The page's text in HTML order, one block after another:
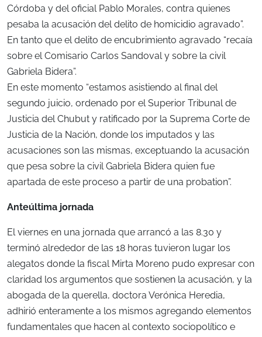
Córdoba y del oficial Pablo Morales, contra quienes
pesaba la acusación del delito de homicidio agravado”.
En tanto que el delito de encubrimiento agravado “recaía
sobre el Comisario Carlos Sandoval y sobre la civil
Gabriela Bidera”.
En este momento “estamos asistiendo al final del
segundo juicio, ordenado por el Superior Tribunal de
Justicia del Chubut y ratificado por la Suprema Corte de
Justicia de la Nación, donde los imputados y las
acusaciones son las mismas, exceptuando la acusación
que pesa sobre la civil Gabriela Bidera quien fue
apartada de este proceso a partir de una probation”.
Anteúltima jornada
El viernes en una jornada que arrancó a las 8.30 y
terminó alrededor de las 18 horas tuvieron lugar los
alegatos donde la fiscal Mirta Moreno pudo expresar con
claridad los argumentos que sostienen la acusación, y la
abogada de la querella, doctora Verónica Heredia,
adhirió enteramente a los mismos agregando elementos
fundamentales que hacen al contexto sociopolítico e